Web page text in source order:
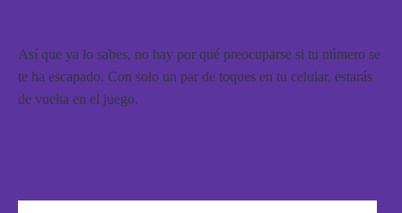
Así que ya lo sabes, no hay por qué preocuparse si tu número se
te ha escapado. Con solo un par de toques en tu celular, estarás
de vuelta en el juego.